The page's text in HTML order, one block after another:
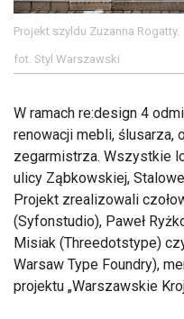
Projekt szyldu Zuzanna Rogatty.
fot. Styl Warszawski
W ramach re:design 4
renowacji mebli, ślusarza,
zegarmistrza. Wszystkie
ulicy Ząbkowskiej,
Projekt zrealizowali
(Syfonstudio), Paweł
Misiak (Threedotstype)
Warsaw Type Foundry),
projektu „Warszawskie